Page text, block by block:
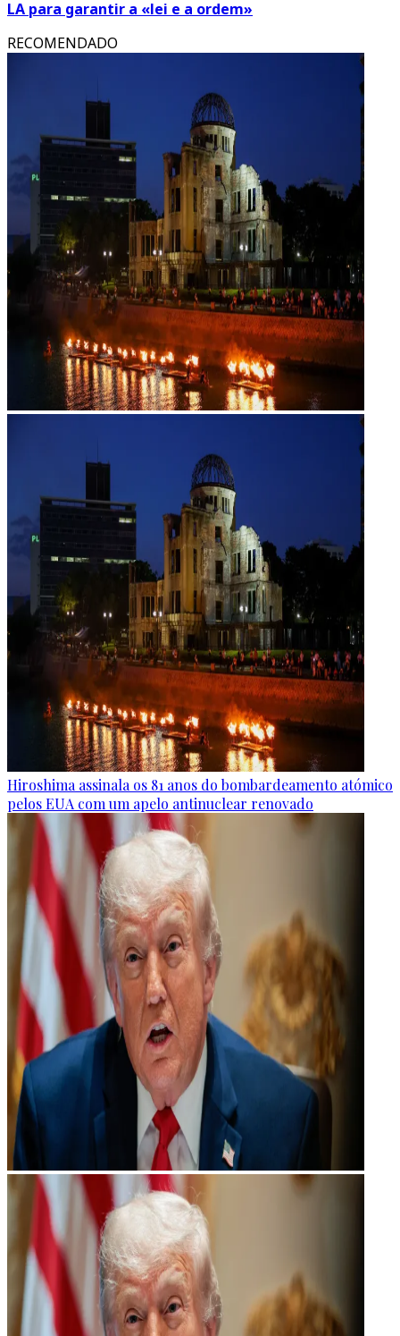
LA para garantir a «lei e a ordem»
RECOMENDADO
Hiroshima assinala os 81 anos do bombardeamento atómico
pelos EUA com um apelo antinuclear renovado